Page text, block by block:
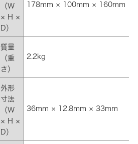
（W
× H ×
D）
178mm × 100mm × 160mm
質量
（重
さ）
2.2kg
外形
寸法
（W
× H ×
D）
36mm × 12.8mm × 33mm